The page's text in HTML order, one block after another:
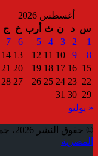
أغسطس 2026
س د ن ث أرب خ
ج
1
2
3
4
5
6
7
8
9
10
11
12
13
14
15
16
17
18
19
20
21
22
23
24
25
26
27
28
29
30
31
« يوليو
© حقوق النشر 2026، جميع الحقوق محفوظة |
المصرية